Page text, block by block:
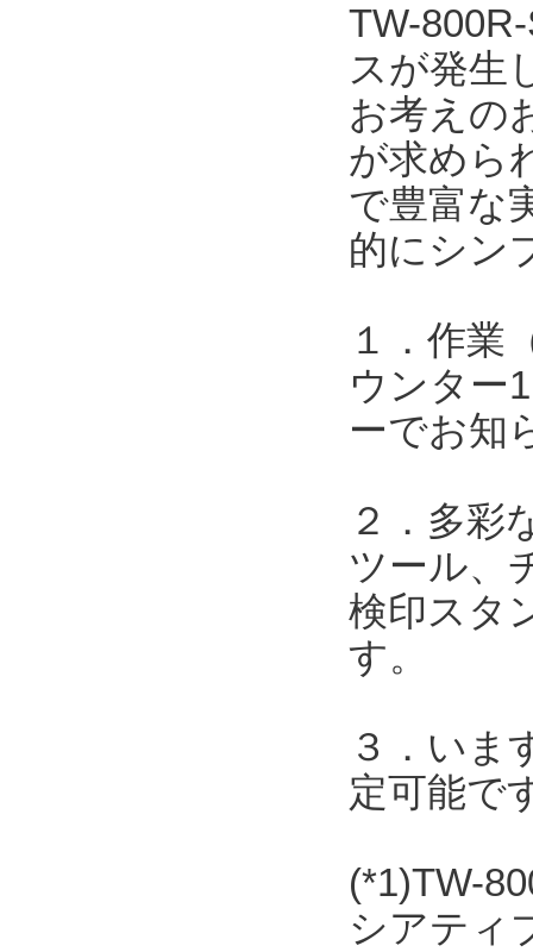
TW-
スが発生
お考えの
が求めら
で豊富な
的にシン
１．作業
ウンター
ーでお知
２．多彩
ツール、
検印スタ
す。
３．いま
定可能で
(*1)TW-
シアティ